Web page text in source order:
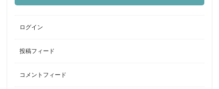
ログイン
投稿フィード
コメントフィード